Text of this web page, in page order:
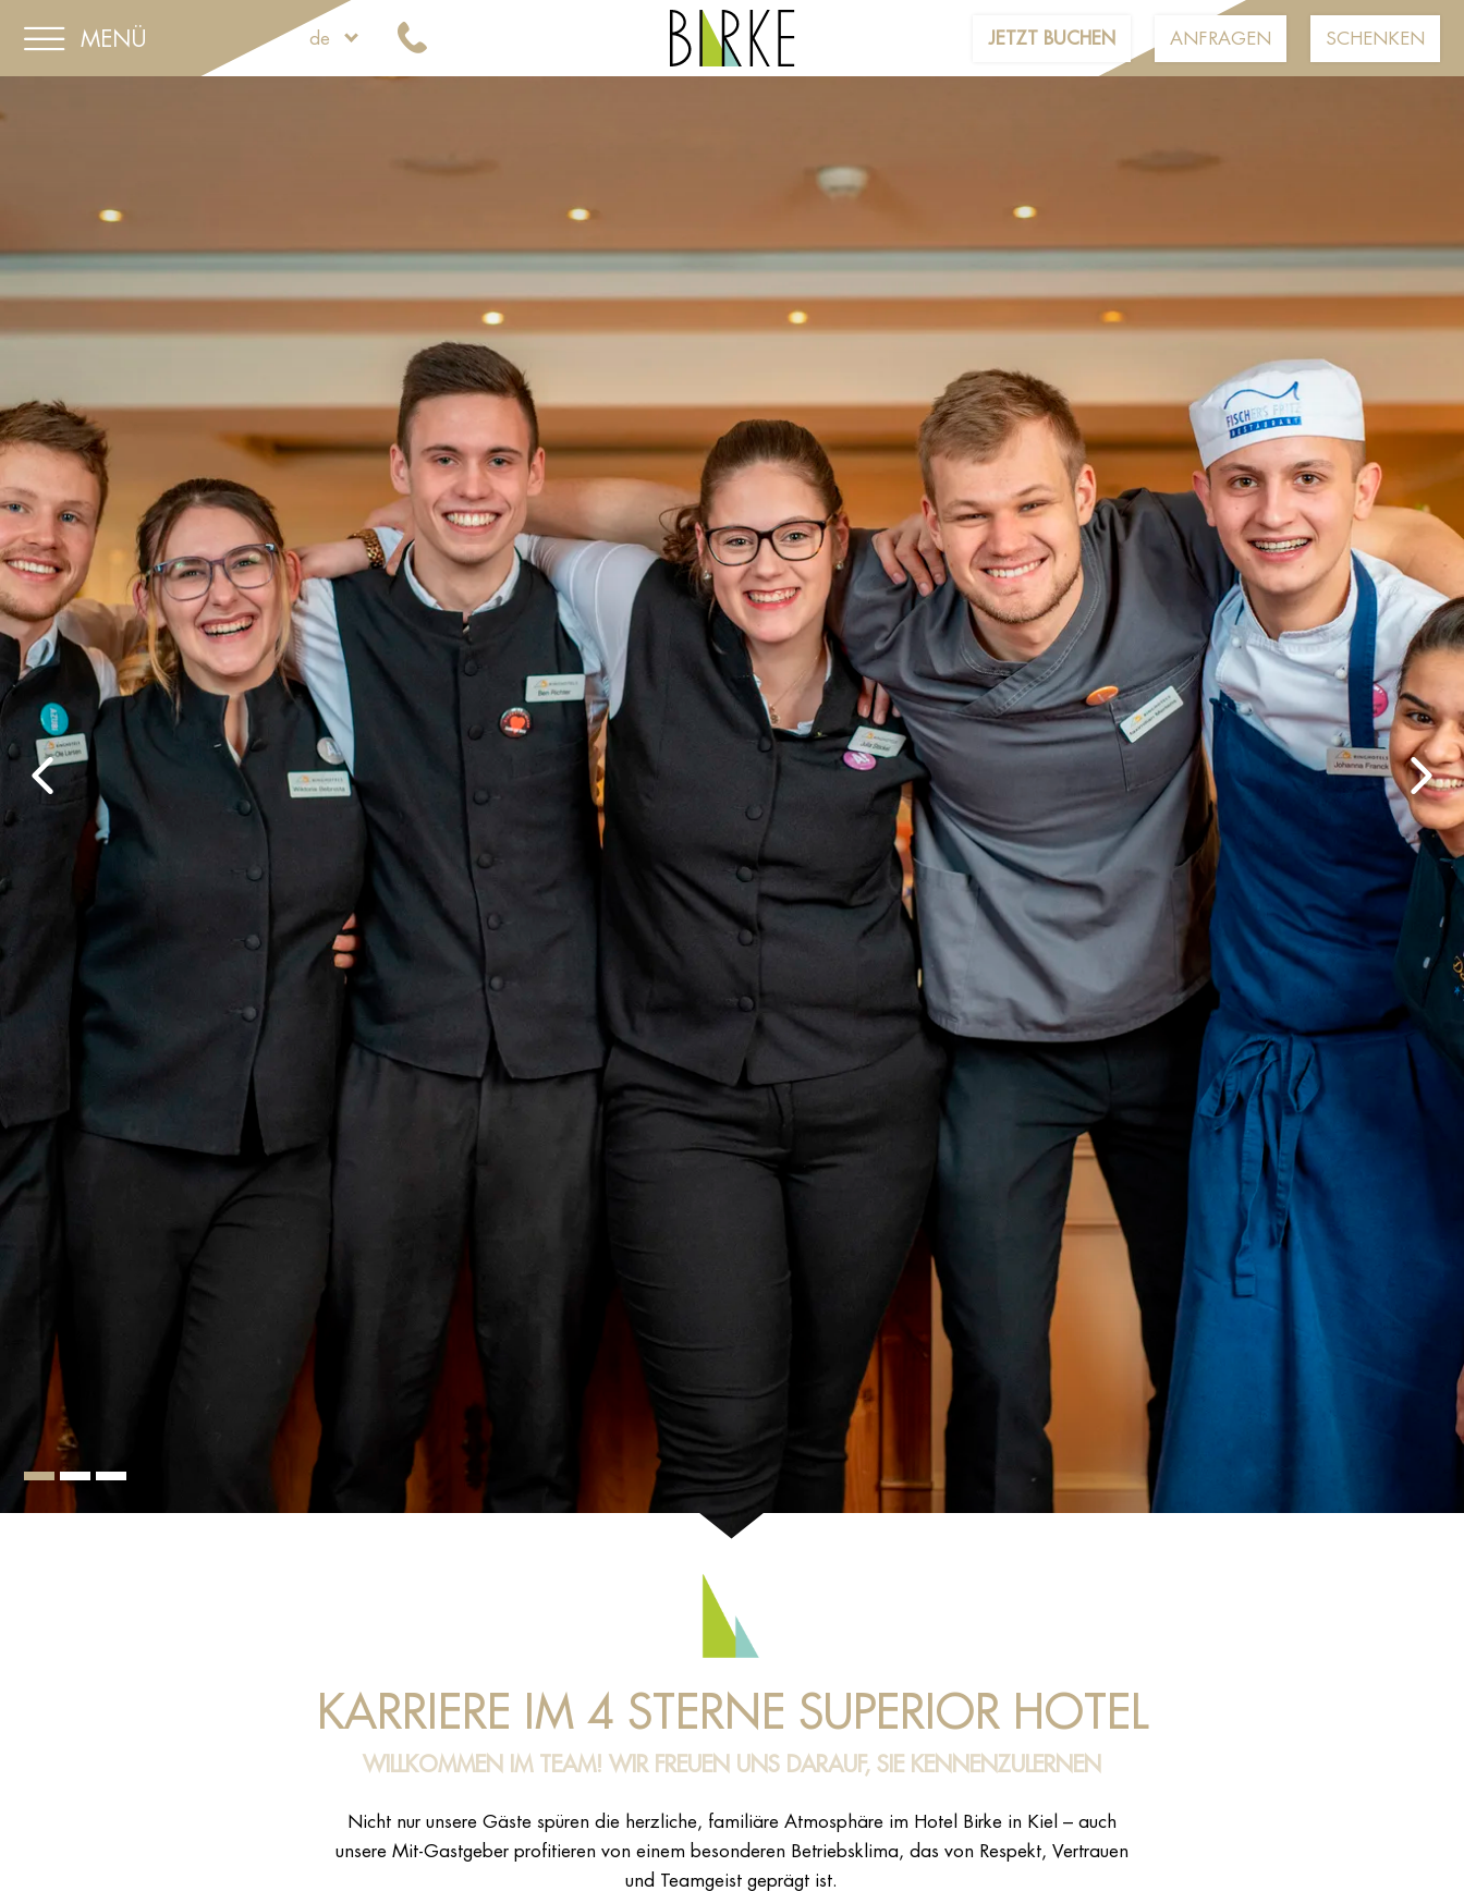
MENÜ de JETZT BUCHEN ANFRAGEN SCHENKEN
KARRIERE IM 4 STERNE SUPERIOR HOTEL
WILLKOMMEN IM TEAM! WIR FREUEN UNS DARAUF, SIE KENNENZULERNEN
Nicht nur unsere Gäste spüren die herzliche, familiäre Atmosphäre im Hotel Birke in Kiel – auch
unsere Mit-Gastgeber profitieren von einem besonderen Betriebsklima, das von Respekt, Vertrauen
und Teamgeist geprägt ist.